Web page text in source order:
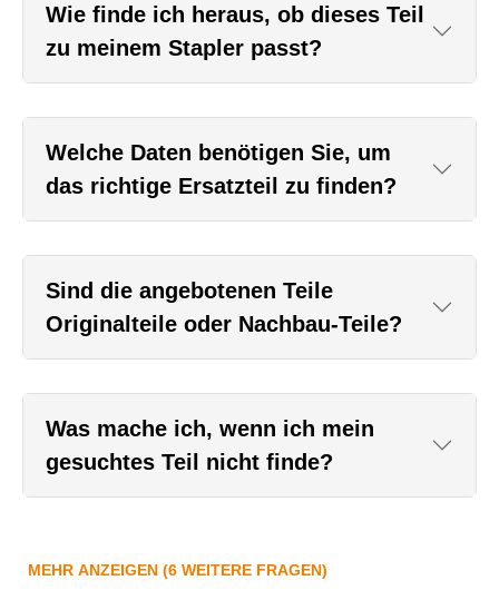
Wie finde ich heraus, ob dieses Teil
zu meinem Stapler passt?
Welche Daten benötigen Sie, um
das richtige Ersatzteil zu finden?
Sind die angebotenen Teile
Originalteile oder Nachbau-Teile?
Was mache ich, wenn ich mein
gesuchtes Teil nicht finde?
MEHR ANZEIGEN (6 WEITERE FRAGEN)